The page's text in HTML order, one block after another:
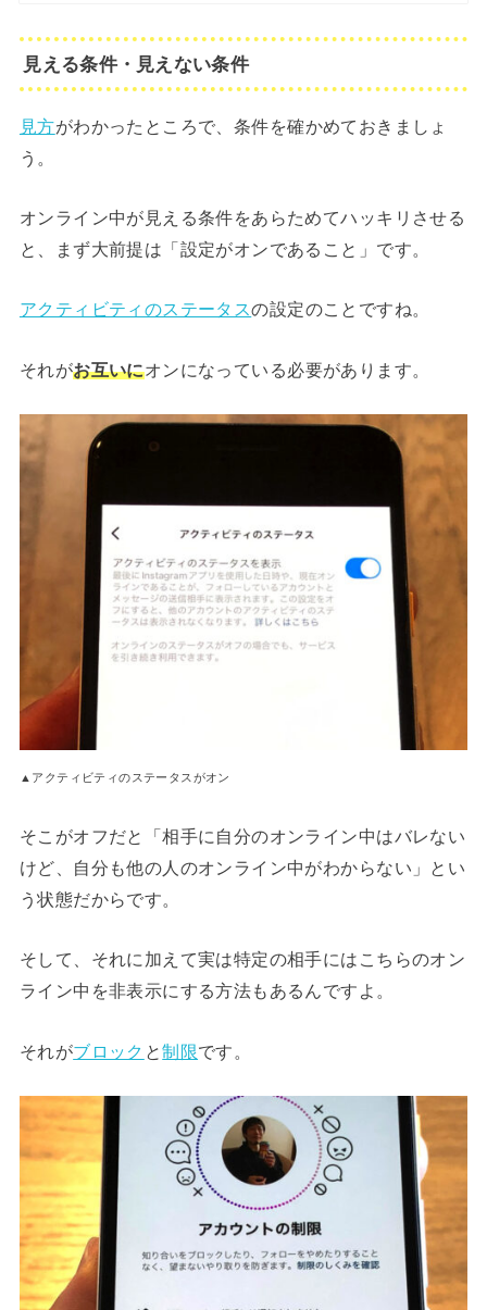
見える条件・見えない条件
見方がわかったところで、条件を確かめておきましょ
う。
オンライン中が見える条件をあらためてハッキリさせる
と、まず大前提は「設定がオンであること」です。
アクティビティのステータスの設定のことですね。
それがお互いにオンになっている必要があります。
▲アクティビティのステータスがオン
そこがオフだと「相手に自分のオンライン中はバレない
けど、自分も他の人のオンライン中がわからない」とい
う状態だからです。
そして、それに加えて実は特定の相手にはこちらのオン
ライン中を非表示にする方法もあるんですよ。
それがブロック と制限です。